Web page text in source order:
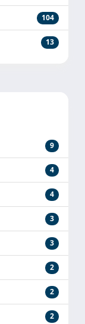
104
13
9
4
4
3
3
2
2
2